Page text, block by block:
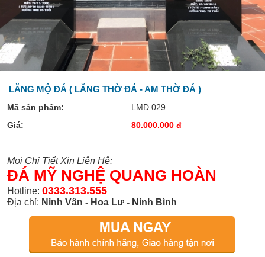
LĂNG MỘ ĐÁ ( LĂNG THỜ ĐÁ - AM THỜ ĐÁ )
Mã sản phẩm:
LMĐ 029
Giá:
80.000.000 đ
Mọi Chi Tiết Xin Liên Hệ:
ĐÁ MỸ NGHỆ QUANG HOÀN
Hotline: 0333.313.555
Địa chỉ: Ninh Vân - Hoa Lư - Ninh Bình